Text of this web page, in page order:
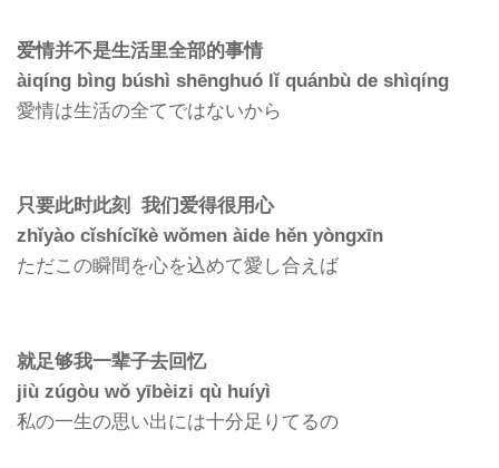
爱情并不是生活里全部的事情
àiqíng bìng búshì shēnghuó lǐ quánbù de shìqíng
愛情は生活の全てではないから
只要此时此刻 我们爱得很用心
zhǐyào cǐshícǐkè wǒmen àide hěn yòngxīn
ただこの瞬間を心を込めて愛し合えば
就足够我一辈子去回忆
jiù zúgòu wǒ yībèizi qù huíyì
私の一生の思い出には十分足りてるの